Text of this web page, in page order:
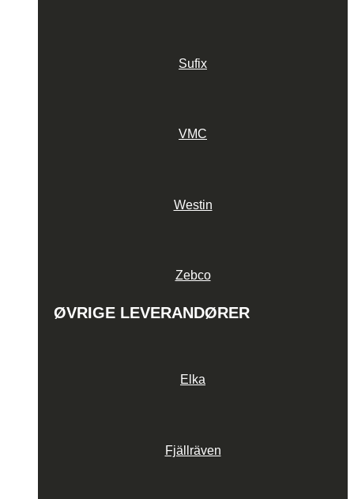
Sufix
VMC
Westin
Zebco
ØVRIGE LEVERANDØRER
Elka
Fjällräven